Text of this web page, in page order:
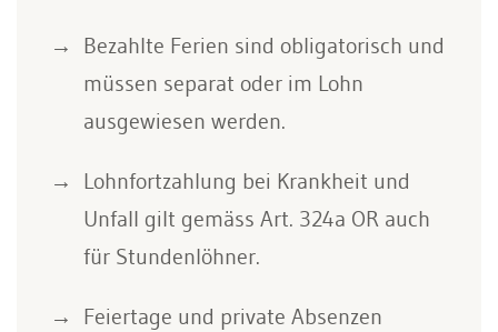
Bezahlte Ferien sind obligatorisch und
müssen separat oder im Lohn
ausgewiesen werden.
Lohnfortzahlung bei Krankheit und
Unfall gilt gemäss Art. 324a OR auch
für Stundenlöhner.
Feiertage und private Absenzen